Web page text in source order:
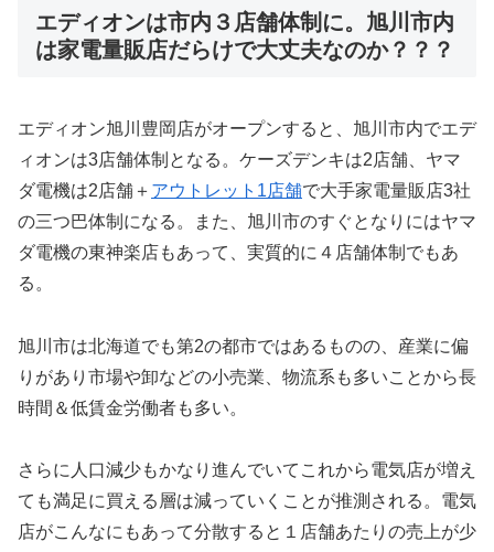
エディオンは市内３店舗体制に。旭川市内
は家電量販店だらけで大丈夫なのか？？？
エディオン旭川豊岡店がオープンすると、旭川市内でエデ
ィオンは3店舗体制となる。ケーズデンキは2店舗、ヤマ
ダ電機は2店舗＋ アウトレット1店舗で大手家電量販店3社
の三つ巴体制になる。また、旭川市のすぐとなりにはヤマ
ダ電機の東神楽店もあって、実質的に４店舗体制でもあ
る。
旭川市は北海道でも第2の都市ではあるものの、産業に偏
りがあり市場や卸などの小売業、物流系も多いことから長
時間＆低賃金労働者も多い。
さらに人口減少もかなり進んでいてこれから電気店が増え
ても満足に買える層は減っていくことが推測される。電気
店がこんなにもあって分散すると１店舗あたりの売上が少